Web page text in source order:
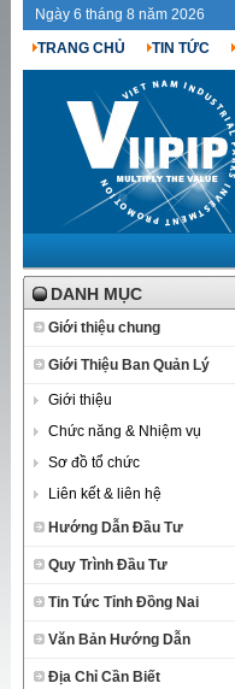
Ngày 6 tháng 8 năm 2026
TRANG CHỦ
TIN TỨC
DANH MỤC
Giới thiệu chung
Giới Thiệu Ban Quản Lý
Giới thiệu
Chức năng & Nhiệm vụ
Sơ đồ tổ chức
Liên kết & liên hệ
Hướng Dẫn Đầu Tư
Quy Trình Đầu Tư
Tin Tức Tỉnh Đồng Nai
Văn Bản Hướng Dẫn
Địa Chỉ Cần Biết